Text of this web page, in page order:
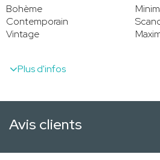
Bohème
Contemporain
Vintage
Plus d'infos
Avis clients